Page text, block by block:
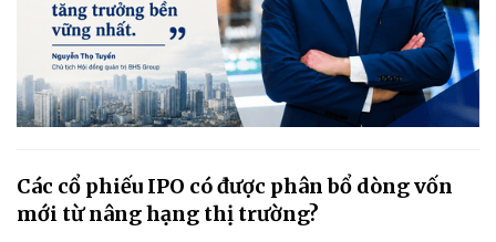
Các cổ phiếu IPO có được phân bổ dòng vốn
mới từ nâng hạng thị trường?